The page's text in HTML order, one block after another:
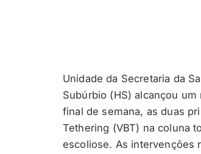
Unidade da Secretaria da
Subúrbio (HS) alcançou
final de semana, as duas
Tethering (VBT) na coluna
escoliose. As intervenções